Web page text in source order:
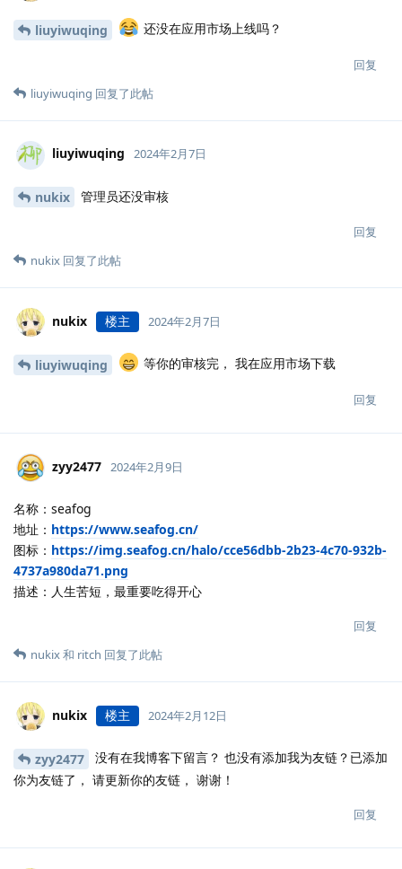
liuyiwuqing 还没在应用市场上线吗？
回复
liuyiwuqing 回复了此帖
liuyiwuqing 2024年2月7日
nukix 管理员还没审核
回复
nukix 回复了此帖
nukix 楼主 2024年2月7日
liuyiwuqing 等你的审核完， 我在应用市场下载
回复
zyy2477 2024年2月9日
名称：seafog
地址： https://www.seafog.cn/
图标： https://img.seafog.cn/halo/cce56dbb-2b23-4c70-932b-
4737a980da71.png
描述：人生苦短，最重要吃得开心
回复
nukix和 ritch 回复了此帖
nukix 楼主 2024年2月12日
zyy2477
没有在我博客下留言？ 也没有添加我为友链？已添加
你为友链了， 请更新你的友链， 谢谢！
回复